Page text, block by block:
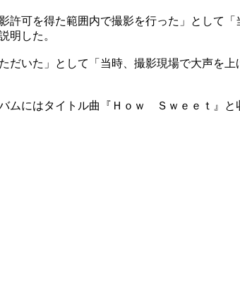
可を得た範囲内で撮影を行った」として
明した。
いた」として「当時、撮影現場で大声を
ムにはタイトル曲『Ｈｏｗ Ｓｗｅｅｔ』